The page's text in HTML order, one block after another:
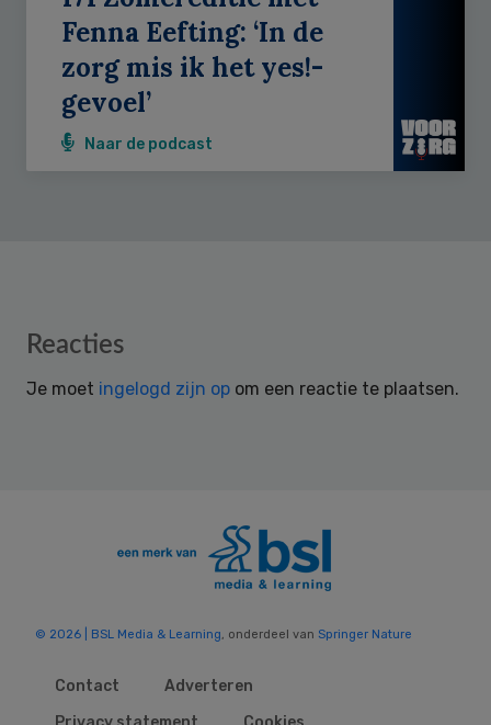
Fenna Eefting: ‘In de
zorg mis ik het yes!-
gevoel’
Naar de podcast
Reader
Reacties
Je moet ingelogd zijn op om een reactie te plaatsen.
© 2026 | BSL Media & Learning, onderdeel van Springer Nature
Contact
Adverteren